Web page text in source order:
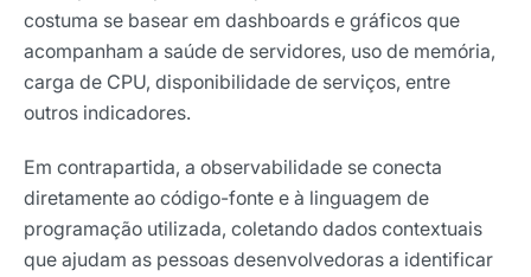
costuma se basear em dashboards e gráficos que
acompanham a saúde de servidores, uso de memória,
carga de CPU, disponibilidade de serviços, entre
outros indicadores.
Em contrapartida, a observabilidade se conecta
diretamente ao código-fonte e à linguagem de
programação utilizada, coletando dados contextuais
que ajudam as pessoas desenvolvedoras a identificar